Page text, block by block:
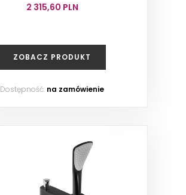
2 315,60 PLN
ZOBACZ PRODUKT
Dostępność: na zamówienie